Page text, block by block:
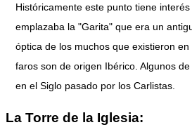
Históricamente este punto tiene
emplazaba la "Garita" que era un
óptica de los muchos que existieron
faros son de origen Ibérico. Algunos
en el Siglo pasado por los Carlistas.
La Torre de la Iglesia: